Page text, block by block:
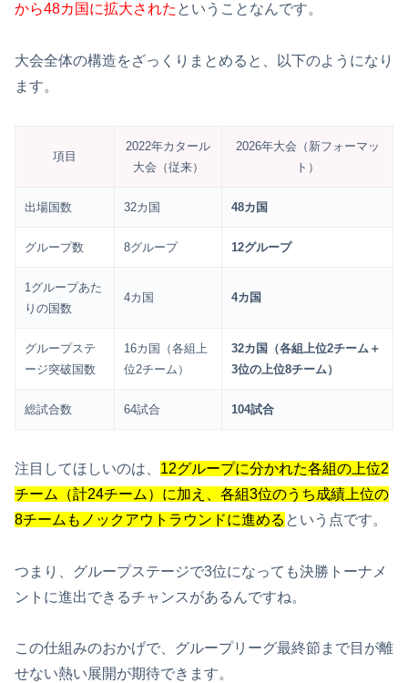
から48カ国に拡大された ということなんです。
大会全体の構造をざっくりまとめると、以下のようになり
ます。
項目
2022年カタール
大会（従来）
2026年大会（新フォーマッ
ト）
出場国数 32カ国 48カ国
グループ数 8グループ 12グループ
1グループあた
りの国数
4カ国 4カ国
グループステ
ージ突破国数
16カ国（各組上
位2チーム）
32カ国（各組上位2チーム＋
3位の上位8チーム）
総試合数 64試合 104試合
注目してほしいのは、 12グループに分かれた各組の上位2
チーム（計24チーム）に加え、各組3位のうち成績上位の
8チームもノックアウトラウンドに進める という点です。
つまり、グループステージで3位になっても決勝トーナメ
ントに進出できるチャンスがあるんですね。
この仕組みのおかげで、グループリーグ最終節まで目が離
せない熱い展開が期待できます。